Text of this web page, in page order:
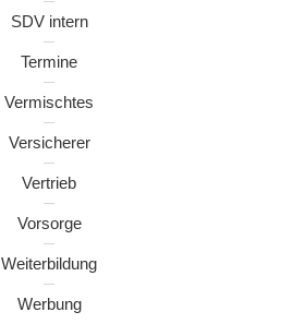
SDV intern
Termine
Vermischtes
Versicherer
Vertrieb
Vorsorge
Weiterbildung
Werbung